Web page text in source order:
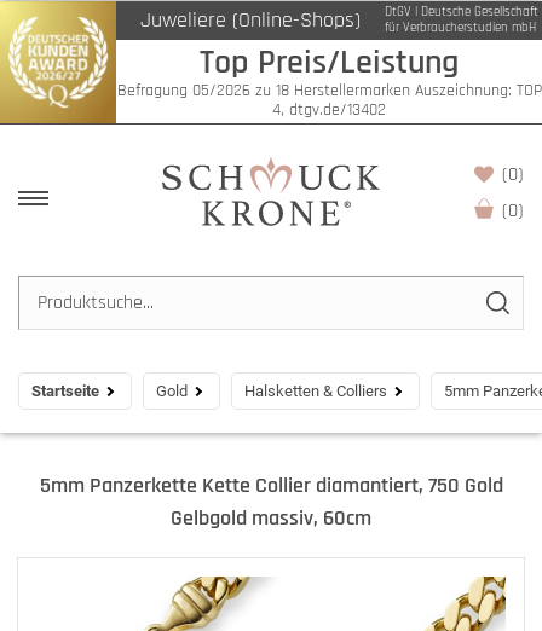
Juweliere (Online-Shops)
DtGV | Deutsche Gesellschaft
für Verbraucherstudien mbH
Top Preis/Leistung
Befragung 05/2026 zu 18 Herstellermarken Auszeichnung: TOP
4, dtgv.de/13402
(0)
(0)
Startseite Gold Halsketten & Colliers 5mm
5mm Panzerkette Kette Collier diamantiert, 750 Gold
Gelbgold massiv, 60cm